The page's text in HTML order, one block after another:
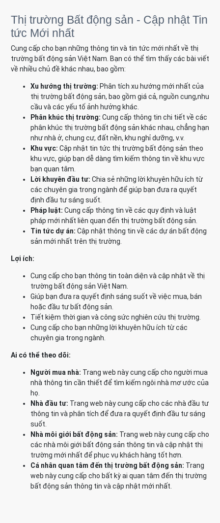
Thị trường Bất động sản - Cập nhật Tin
tức Mới nhất
Cung cấp cho bạn những thông tin và tin tức mới nhất về thị
trường bất động sản Việt Nam. Bạn có thể tìm thấy các bài viết
về nhiều chủ đề khác nhau, bao gồm:
Xu hướng thị trường: Phân tích xu hướng mới nhất của
thị trường bất động sản, bao gồm giá cả, nguồn cung,nhu
cầu và các yếu tố ảnh hưởng khác.
Phân khúc thị trường: Cung cấp thông tin chi tiết về các
phân khúc thị trường bất động sản khác nhau, chẳng hạn
như nhà ở, chung cư, đất nền, khu nghỉ dưỡng, v.v.
Khu vực: Cập nhật tin tức thị trường bất động sản theo
khu vực, giúp bạn dễ dàng tìm kiếm thông tin về khu vực
bạn quan tâm.
Lời khuyên đầu tư: Chia sẻ những lời khuyên hữu ích từ
các chuyên gia trong ngành để giúp bạn đưa ra quyết
định đầu tư sáng suốt.
Pháp luật: Cung cấp thông tin về các quy định và luật
pháp mới nhất liên quan đến thị trường bất động sản.
Tin tức dự án: Cập nhật thông tin về các dự án bất động
sản mới nhất trên thị trường.
Lợi ích:
Cung cấp cho bạn thông tin toàn diện và cập nhật về thị
trường bất động sản Việt Nam.
Giúp bạn đưa ra quyết định sáng suốt về việc mua, bán
hoặc đầu tư bất động sản.
Tiết kiệm thời gian và công sức nghiên cứu thị trường.
Cung cấp cho bạn những lời khuyên hữu ích từ các
chuyên gia trong ngành.
Ai có thể theo dõi:
Người mua nhà: Trang web này cung cấp cho người mua
nhà thông tin cần thiết để tìm kiếm ngôi nhà mơ ước của
họ.
Nhà đầu tư: Trang web này cung cấp cho các nhà đầu tư
thông tin và phân tích để đưa ra quyết định đầu tư sáng
suốt.
Nhà môi giới bất động sản: Trang web này cung cấp cho
các nhà môi giới bất động sản thông tin và cập nhật thị
trường mới nhất để phục vụ khách hàng tốt hơn.
Cá nhân quan tâm đến thị trường bất động sản: Trang
web này cung cấp cho bất kỳ ai quan tâm đến thị trường
bất động sản thông tin và cập nhật mới nhất.